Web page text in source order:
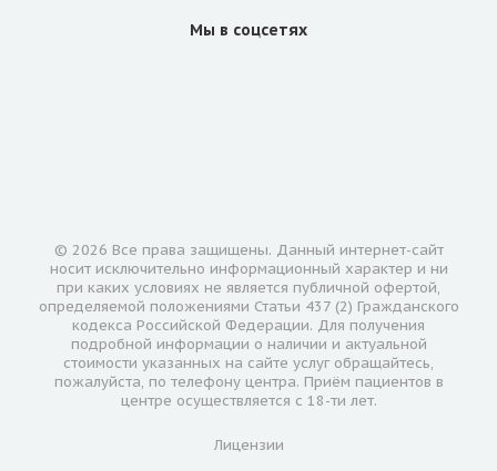
Мы в соцсетях
© 2026 Все права защищены. Данный интернет-сайт
носит исключительно информационный характер и ни
при каких условиях не является публичной офертой,
определяемой положениями Статьи 437 (2) Гражданского
кодекса Российской Федерации. Для получения
подробной информации о наличии и актуальной
стоимости указанных на сайте услуг обращайтесь,
пожалуйста, по телефону центра. Приём пациентов в
центре осуществляется с 18-ти лет.
Лицензии